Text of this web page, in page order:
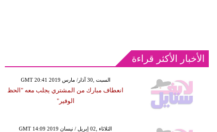
الأخبار الأكثر قراءة
GMT 20:41 2019 السبت ,30 آذار/ مارس
انعطاف مبارك من المشتري يجلب معه "الحظ
الوفير"
GMT 14:09 2019 الثلاثاء ,02 إبريل / نيسان